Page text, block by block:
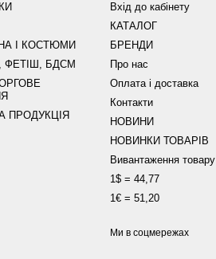
І КОСТЮМИ
ФЕТІШ, БДСМ
ПРОДУКЦІЯ
Вхід до кабінету
КАТАЛОГ
БРЕНДИ
Про нас
Оплата і доставка
Контакти
НОВИНИ
НОВИНКИ ТОВАРІВ
Вивантаження товару
1$ = 44,77
1€ = 51,20
Ми в соцмережах